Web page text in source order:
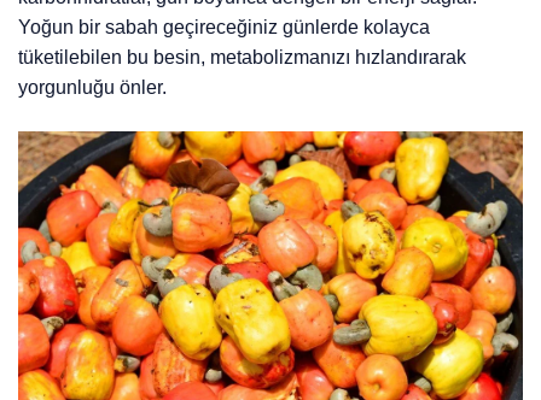
Yoğun bir sabah geçireceğiniz günlerde kolayca
tüketilebilen bu besin, metabolizmanızı hızlandırarak
yorgunluğu önler.